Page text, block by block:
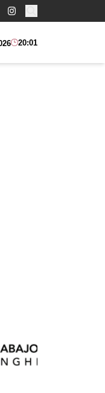
Buscar:
20:01